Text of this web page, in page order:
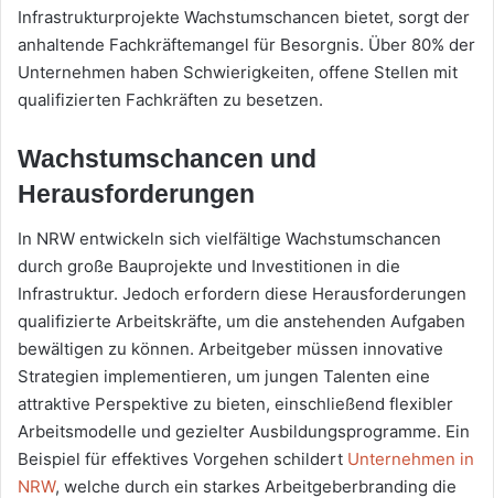
Infrastrukturprojekte Wachstumschancen bietet, sorgt der
anhaltende Fachkräftemangel für Besorgnis. Über 80% der
Unternehmen haben Schwierigkeiten, offene Stellen mit
qualifizierten Fachkräften zu besetzen.
Wachstumschancen und
Herausforderungen
In NRW entwickeln sich vielfältige Wachstumschancen
durch große Bauprojekte und Investitionen in die
Infrastruktur. Jedoch erfordern diese Herausforderungen
qualifizierte Arbeitskräfte, um die anstehenden Aufgaben
bewältigen zu können. Arbeitgeber müssen innovative
Strategien implementieren, um jungen Talenten eine
attraktive Perspektive zu bieten, einschließend flexibler
Arbeitsmodelle und gezielter Ausbildungsprogramme. Ein
Beispiel für effektives Vorgehen schildert Unternehmen in
NRW, welche durch ein starkes Arbeitgeberbranding die